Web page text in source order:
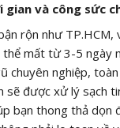
và công sức
rộn như TP.HCM,
thể mất từ 3-5 ngày
chuyên nghiệp,
sẽ được xử lý sạch
bạn thong thả dọn